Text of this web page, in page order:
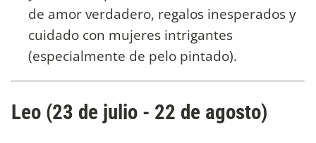
de amor verdadero, regalos inesperados y
cuidado con mujeres intrigantes
(especialmente de pelo pintado).
Leo (23 de julio - 22 de agosto)